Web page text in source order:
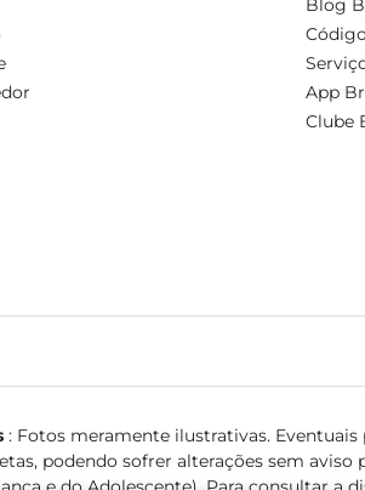
Blog
App
Clube
: Fotos meramente ilustrativas. Eventuais
podendo sofrer alterações sem aviso